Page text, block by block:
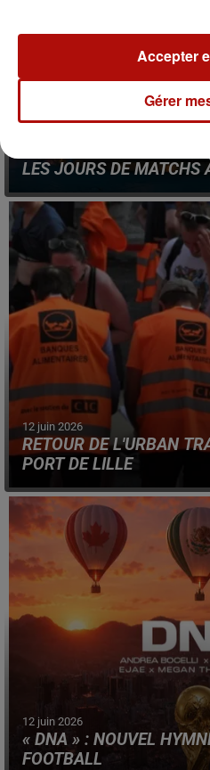
LES JOURS DE MATCHS
Les rues Masséna, Solférino
notamment piétonnisées, les
l'Equipe de France de football.
12 juin 2026
RETOUR DE L'URBAN
PORT DE LILLE
Le site portuaire ouvrira
au public, le 18 juin prochain,
12 juin 2026
« DNA » : NOUVEL
FOOTBALL
Gérer
Accepter